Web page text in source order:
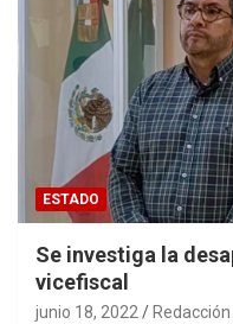
ESTADO
Se investiga la
vicefiscal
junio 18, 2022 Redacción